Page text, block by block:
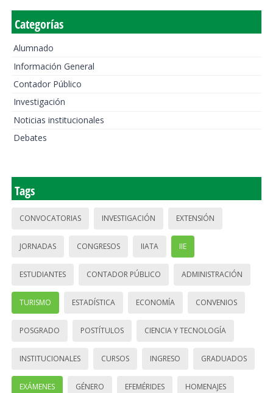
Categorías
Alumnado
Información General
Contador Público
Investigación
Noticias institucionales
Debates
Tags
CONVOCATORIAS INVESTIGACIÓN EXTENSIÓN
JORNADAS CONGRESOS IIATA IIE
ESTUDIANTES CONTADOR PÚBLICO ADMINISTRACIÓN
TURISMO ESTADÍSTICA ECONOMÍA CONVENIOS
POSGRADO POSTÍTULOS CIENCIA Y TECNOLOGÍA
INSTITUCIONALES CURSOS INGRESO GRADUADOS
EXÁMENES GÉNERO EFEMÉRIDES HOMENAJES